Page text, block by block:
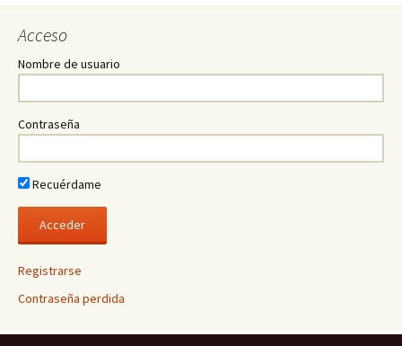
Acceso
Nombre de usuario
Contraseña
Recuérdame
Registrarse
Contraseña perdida